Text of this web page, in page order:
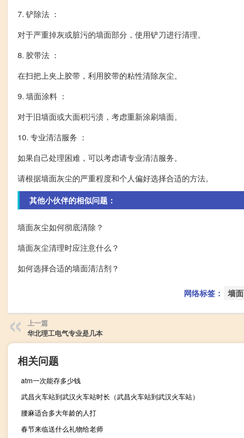
7. 铲除法 ：
对于严重掉灰或脏污的墙面部分，使用铲刀进行清理。
8. 胶带法 ：
在扫把上夹上胶带，利用胶带的粘性清除灰尘。
9. 墙面涂料 ：
对于旧墙面或大面积污渍，考虑重新涂刷墙面。
10. 专业清洁服务 ：
如果自己处理困难，可以考虑请专业清洁服务。
请根据墙面灰尘的严重程度和个人偏好选择合适的方法。
其他小伙伴的相似问题：
墙面灰尘如何彻底清除？
墙面灰尘清理时应注意什么？
如何选择合适的墙面清洁剂？
网络标签： 墙面
上一篇
华北理工电气专业是几本
相关问题
atm一次能存多少钱
武昌火车站到武汉火车站时长（武昌火车站到武汉火车站）
腰麻适合多大年龄的人打
春节来临送什么礼物给老师